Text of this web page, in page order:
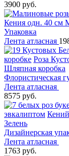
3900 руб.
Кения одн. 40 см
Упаковка
Лента атласная
коробке Роза
Шляпная коробка
Флористическая
Лента атласная
8575 руб.
эвкалиптом
Зелень
Дизайнерская
Лента атласная
1763 руб.